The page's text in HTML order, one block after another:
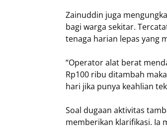
Zainuddin juga
bagi warga sekitar.
tenaga harian lepas yang
“Operator alat berat
Rp100 ribu ditambah
hari jika punya keahlian
Soal dugaan aktivitas
memberikan klarifikasi. Ia